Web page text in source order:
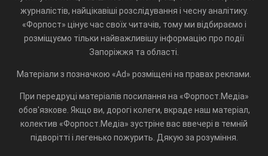
журналістів, найцікавіші розслідування і чесну аналітику.
«Форпост» цінує час своїх читачів, тому ми відбираємо і
розміщуємо тільки найважливішу інформацію про події
Запоріжжя та області.
Матеріали з позначкою «Ad» розміщені на правах реклами.
При передруці матеріалів посилання на «Форпост.Медіа»
обов'язкове. Якщо ви, дорогі колеги, вкраде наш матеріал,
колектив «Форпост.Медіа» зустріне вас ввечері в темній
підворітті і легенько пожурить. Дякую за розуміння.